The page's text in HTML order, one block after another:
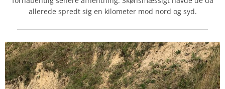
allerede spredt sig en kilometer mod nord og syd.